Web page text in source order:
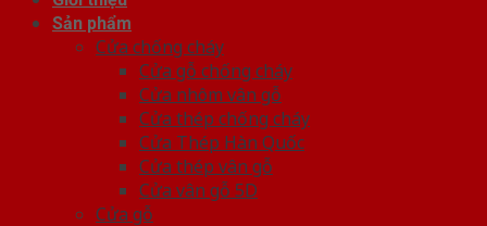
Sản phẩm
Cửa chống cháy
Cửa gỗ chống cháy
Cửa nhôm vân gỗ
Cửa thép chống cháy
Cửa Thép Hàn Quốc
Cửa thép vân gỗ
Cửa vân gỗ 5D
Cửa gỗ